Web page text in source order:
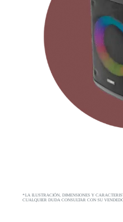
*LA ILUSTRACIÓN, DIMENSIONES Y
CUALQUIER DUDA CONSULTAR CON SU